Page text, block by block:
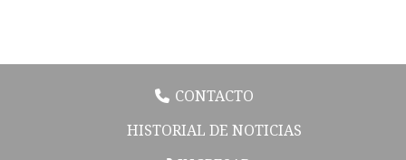
CONTACTO
HISTORIAL DE NOTICIAS